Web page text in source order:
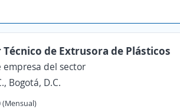
de Extrusora de Plásticos
del sector
Bogotá, D.C.
(Mensual)